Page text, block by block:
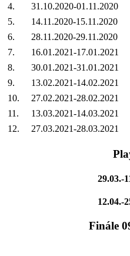
4.
31.10.2020-01.11.2020
5.
14.11.2020-15.11.2020
6.
28.11.2020-29.11.2020
7.
16.01.2021-17.01.2021
8.
30.01.2021-31.01.2021
9.
13.02.2021-14.02.2021
10.
27.02.2021-28.02.2021
11.
13.03.2021-14.03.2021
12.
27.03.2021-28.03.2021
29.03.-
12.04.-
Finále